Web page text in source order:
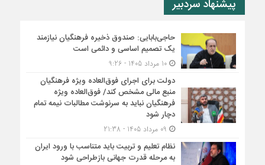
پیشنهاد سردبیر
حاجی‌بابایی: صندوق ذخیره فرهنگیان نیازمند
یک تصمیم اساسی و دائمی است
10 مرداد 1405 - 9:26
دولت برای اجرای فوق‌العاده ویژه فرهنگیان
منبع مالی مشخص کند/ فوق‌العاده ویژه
فرهنگیان نباید به سرنوشت مطالبات نیمه‌ تمام
دچار شود
نظام تعلیم و تربیت باید متناسب با ورود ایران
به مرحله قدرت جهانی بازطراحی شود